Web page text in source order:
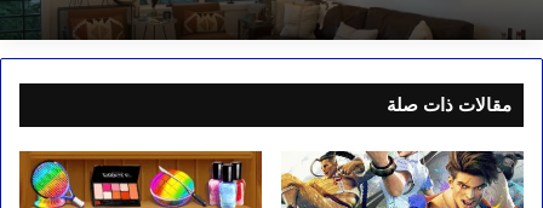
مقالات ذات صلة